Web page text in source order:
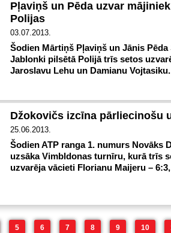
Pļaviņš un Pēda uzvar
Polijas
03.07.2013.
Šodien Mārtiņš Pļaviņš un Jānis Pēda
Jablonki pilsētā Polijā trīs setos
Jaroslavu Lehu un Damianu Vojtasiku.
Džokovičs izcīna pārliecinošu
25.06.2013.
Šodien ATP ranga 1. numurs Novāks
uzsāka Vimbldonas turnīru, kurā trīs
uzvarēja vācieti Florianu Maijeru –
5 6 7 8 9 10